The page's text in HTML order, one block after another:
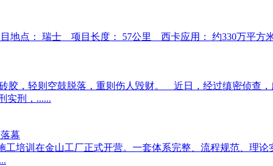
地点： 瑞士 项目长度： 57公里 西卡应用： 约330万平方
，轻则空鼓脱落，重则伤人毁财。 近日，经过缜密侦查
实刑，......
幕
培训在金山工厂正式开营。一套体系完整、流程规范、理